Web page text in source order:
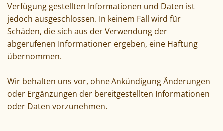
Verfügung gestellten Informationen und Daten ist
jedoch ausgeschlossen. In keinem Fall wird für
Schäden, die sich aus der Verwendung der
abgerufenen Informationen ergeben, eine Haftung
übernommen.
Wir behalten uns vor, ohne Ankündigung Änderungen
oder Ergänzungen der bereitgestellten Informationen
oder Daten vorzunehmen.